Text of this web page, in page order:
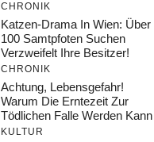
CHRONIK
Katzen-Drama In Wien: Über
100 Samtpfoten Suchen
Verzweifelt Ihre Besitzer!
CHRONIK
Achtung, Lebensgefahr!
Warum Die Erntezeit Zur
Tödlichen Falle Werden Kann
KULTUR